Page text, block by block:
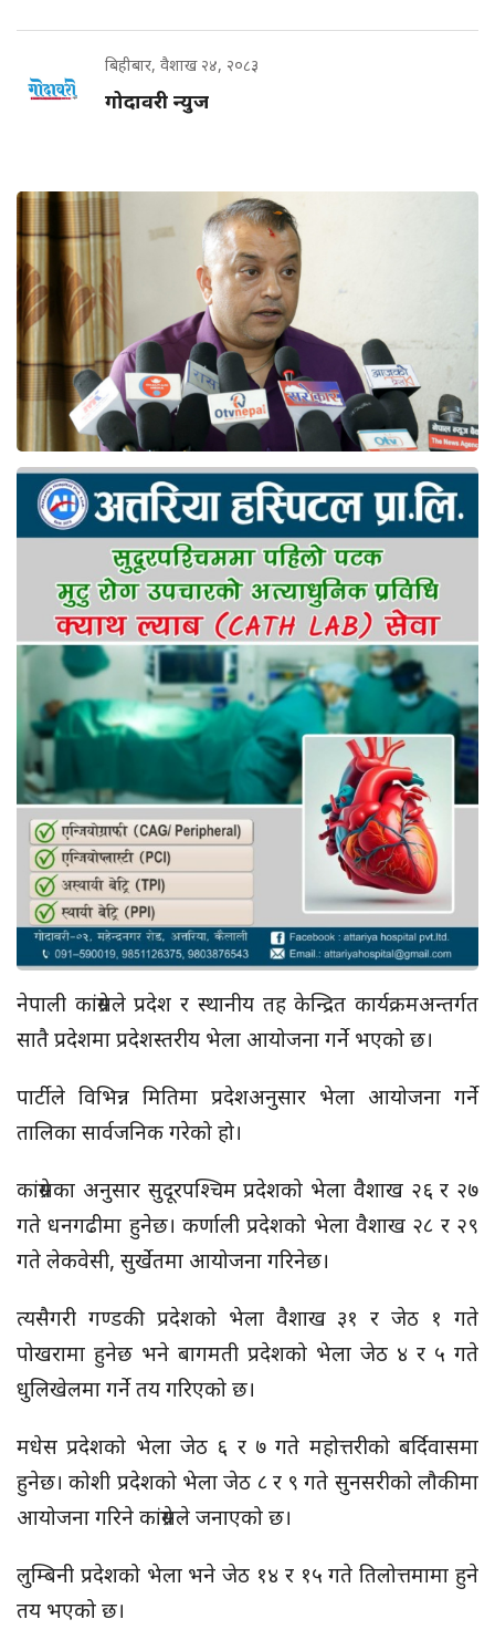
बिहीबार, वैशाख २४, २०८३
गोदावरी न्युज
नेपाली कांग्रेसले प्रदेश र स्थानीय तह केन्द्रित कार्यक्रमअन्तर्गत
सातै प्रदेशमा प्रदेशस्तरीय भेला आयोजना गर्ने भएको छ।
पार्टीले विभिन्न मितिमा प्रदेशअनुसार भेला आयोजना गर्ने
तालिका सार्वजनिक गरेको हो।
कांग्रेसका अनुसार सुदूरपश्चिम प्रदेशको भेला वैशाख २६ र २७
गते धनगढीमा हुनेछ। कर्णाली प्रदेशको भेला वैशाख २८ र २९
गते लेकवेसी, सुर्खेतमा आयोजना गरिनेछ।
त्यसैगरी गण्डकी प्रदेशको भेला वैशाख ३१ र जेठ १ गते
पोखरामा हुनेछ भने बागमती प्रदेशको भेला जेठ ४ र ५ गते
धुलिखेलमा गर्ने तय गरिएको छ।
मधेस प्रदेशको भेला जेठ ६ र ७ गते महोत्तरीको बर्दिवासमा
हुनेछ। कोशी प्रदेशको भेला जेठ ८ र ९ गते सुनसरीको लौकीमा
आयोजना गरिने कांग्रेसले जनाएको छ।
लुम्बिनी प्रदेशको भेला भने जेठ १४ र १५ गते तिलोत्तमामा हुने
तय भएको छ।